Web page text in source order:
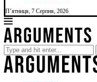
П’ятниця, 7 Серпня, 2026